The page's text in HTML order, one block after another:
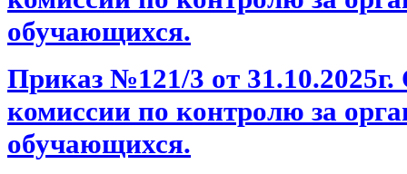
обучающихся.
Приказ №121/3 от
комиссии по контролю за
обучающихся.